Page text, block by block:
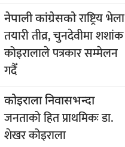
नेपाली कांग्रेसकोराष्ट्रिय भेला
तयारी तीव्र, चुनदेवीमा शशांक
कोइरालाले पत्रकार सम्मेलन
गदैँ
कोइराला निवासभन्दा
जनताको हित प्राथमिकः डा.
शेखर कोइराला